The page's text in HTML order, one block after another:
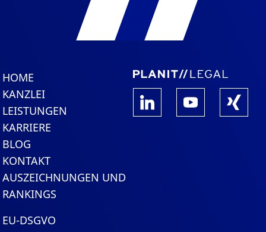
HOME
KANZLEI
LEISTUNGEN
KARRIERE
BLOG
KONTAKT
AUSZEICHNUNGEN UND
RANKINGS
EU-DSGVO